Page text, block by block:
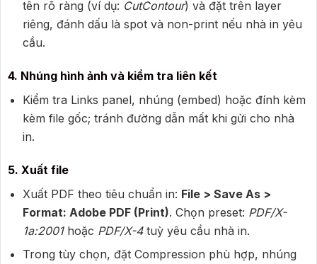
tên rõ ràng (ví dụ: CutContour) và đặt trên layer
riêng, đánh dấu là spot và non-print nếu nhà in yêu
cầu.
4. Nhúng hình ảnh và kiểm tra liên kết
Kiểm tra Links panel, nhúng (embed) hoặc đính kèm
kèm file gốc; tránh đường dẫn mất khi gửi cho nhà
in.
5. Xuất file
Xuất PDF theo tiêu chuẩn in: File > Save As >
Format: Adobe PDF (Print). Chọn preset: PDF/X-
1a:2001hoặc PDF/X-4tuỳ yêu cầu nhà in.
Trong tùy chọn, đặt Compression phù hợp, nhúng